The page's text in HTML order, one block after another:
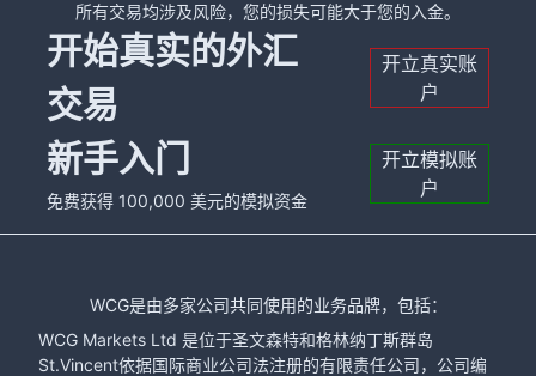
所有交易均涉及风险，您的损失可能大于您的入金。
开始真实的外汇
交易
开立真实账
户
新手入门
免费获得 100,000 美元的模拟资金
开立模拟账
户
WCG是由多家公司共同使用的业务品牌，包括：
WCG Markets Ltd 是位于圣文森特和格林纳丁斯群岛
St.Vincent依据国际商业公司法注册的有限责任公司，公司编